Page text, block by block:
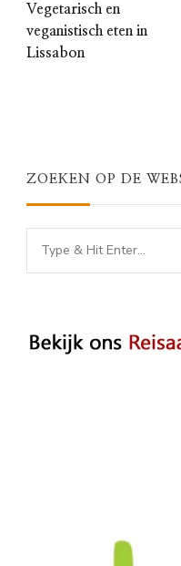
Vegetarisch en
veganistisch eten in
Lissabon
ZOEKEN OP DE
Looking
for